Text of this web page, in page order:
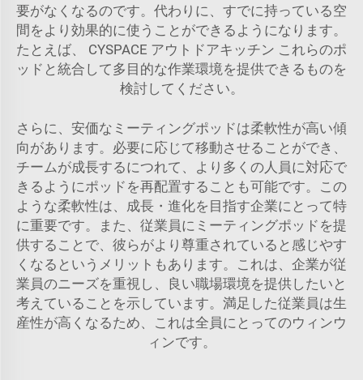
要がなくなるのです。代わりに、すでに持っている空
間をより効果的に使うことができるようになります。
たとえば、 CYSPACE アウトドアキッチン これらのポ
ッドと統合して多目的な作業環境を提供できるものを
検討してください。
さらに、安価なミーティングポッドは柔軟性が高い傾
向があります。必要に応じて移動させることができ、
チームが成長するにつれて、より多くの人員に対応で
きるようにポッドを再配置することも可能です。この
ような柔軟性は、成長・進化を目指す企業にとって特
に重要です。また、従業員にミーティングポッドを提
供することで、彼らがより尊重されていると感じやす
くなるというメリットもあります。これは、企業が従
業員のニーズを重視し、良い職場環境を提供したいと
考えていることを示しています。満足した従業員は生
産性が高くなるため、これは全員にとってのウィンウ
ィンです。